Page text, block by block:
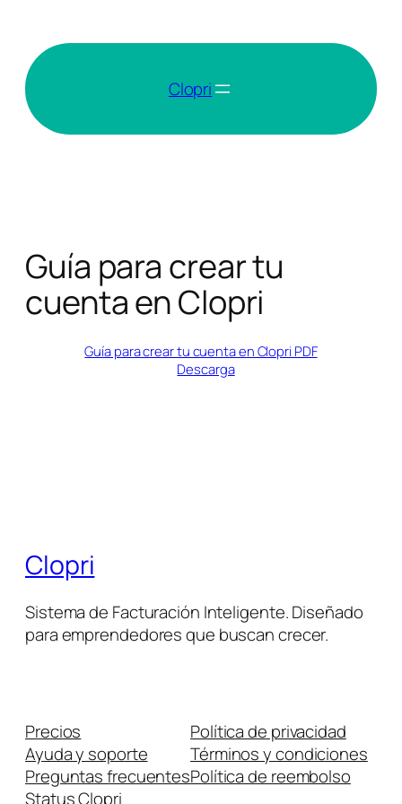
contenido
Clopri
Guía para crear tu
cuenta en Clopri
Guía para crear tu cuenta en Clopri PDF
Descarga
Clopri
Sistema de Facturación Inteligente. Diseñado
para emprendedores que buscan crecer.
Precios
Ayuda y soporte
Preguntas frecuentes
Status Clopri
Política de privacidad
Términos y condiciones
Política de reembolso